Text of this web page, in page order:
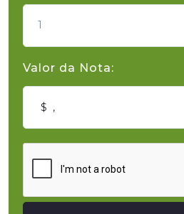
1
Valor da Nota: